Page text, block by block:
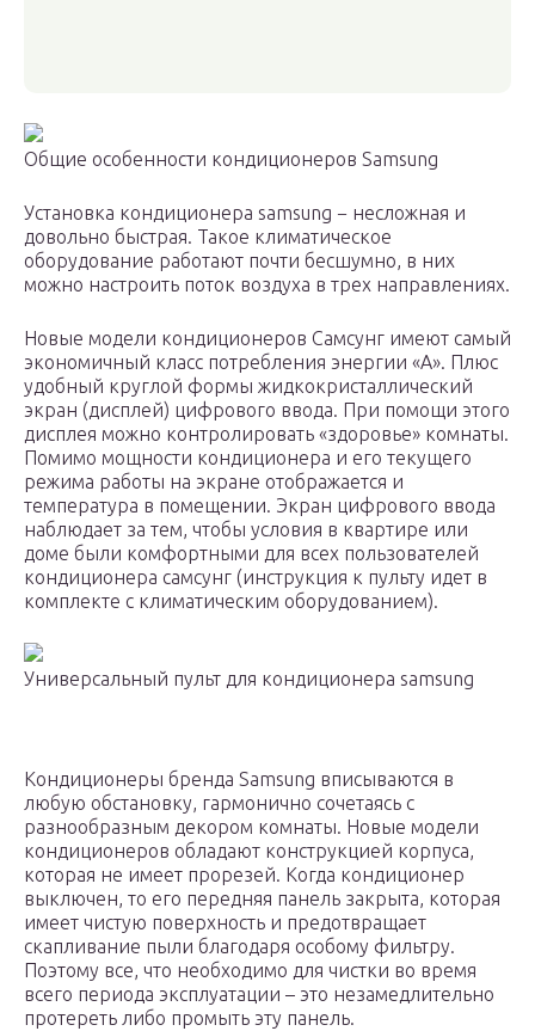
Общие особенности кондиционеров Samsung
Установка кондиционера samsung − несложная и
довольно быстрая. Такое климатическое
оборудование работают почти бесшумно, в них
можно настроить поток воздуха в трех направлениях.
Новые модели кондиционеров Самсунг имеют самый
экономичный класс потребления энергии «А». Плюс
удобный круглой формы жидкокристаллический
экран (дисплей) цифрового ввода. При помощи этого
дисплея можно контролировать «здоровье» комнаты.
Помимо мощности кондиционера и его текущего
режима работы на экране отображается и
температура в помещении. Экран цифрового ввода
наблюдает за тем, чтобы условия в квартире или
доме были комфортными для всех пользователей
кондиционера самсунг (инструкция к пульту идет в
комплекте с климатическим оборудованием).
Универсальный пульт для кондиционера samsung
Кондиционеры бренда Samsung вписываются в
любую обстановку, гармонично сочетаясь с
разнообразным декором комнаты. Новые модели
кондиционеров обладают конструкцией корпуса,
которая не имеет прорезей. Когда кондиционер
выключен, то его передняя панель закрыта, которая
имеет чистую поверхность и предотвращает
скапливание пыли благодаря особому фильтру.
Поэтому все, что необходимо для чистки во время
всего периода эксплуатации – это незамедлительно
протереть либо промыть эту панель.